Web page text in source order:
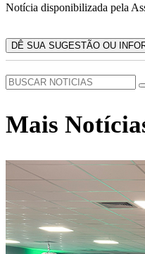
Notícia disponibilizada pela
DÊ SUA SUGESTÃO OU
Mais